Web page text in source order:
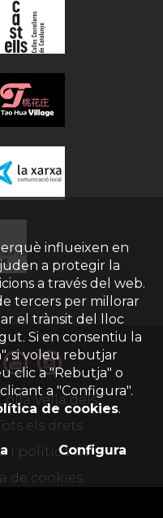
influeixen en
a protegir la
a través del web.
tercers per millorar
el trànsit del lloc
Si en consentiu la
si voleu rebutjar
clic a "Rebutja" o
a "Configura".
de cookies.
Configura
Vella dels
els drets
i política de
de cookies